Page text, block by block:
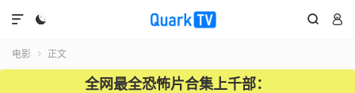
  

电影  正文
全网最全恐怖片合集上千部：